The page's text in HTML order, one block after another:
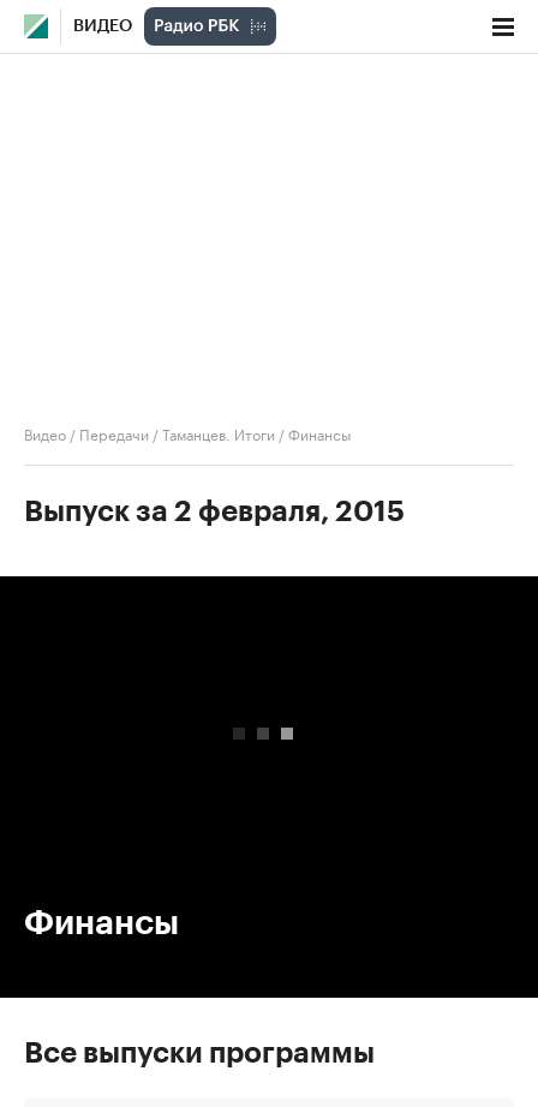
ВИДЕО
Видео / Передачи /Таманцев. Итоги /Финансы
Выпуск за 2 февраля, 2015
Финансы
Все выпуски программы